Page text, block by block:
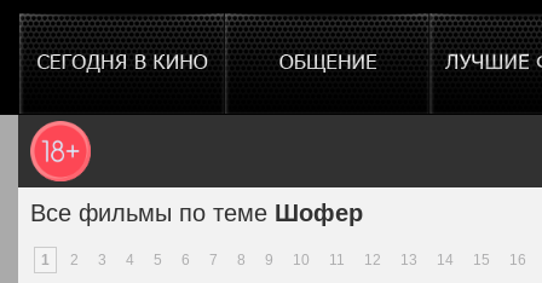
Все фильмы по теме Шофер
1 2 3 4 5 6 7 8 9 10 11 12 13 14 15 16